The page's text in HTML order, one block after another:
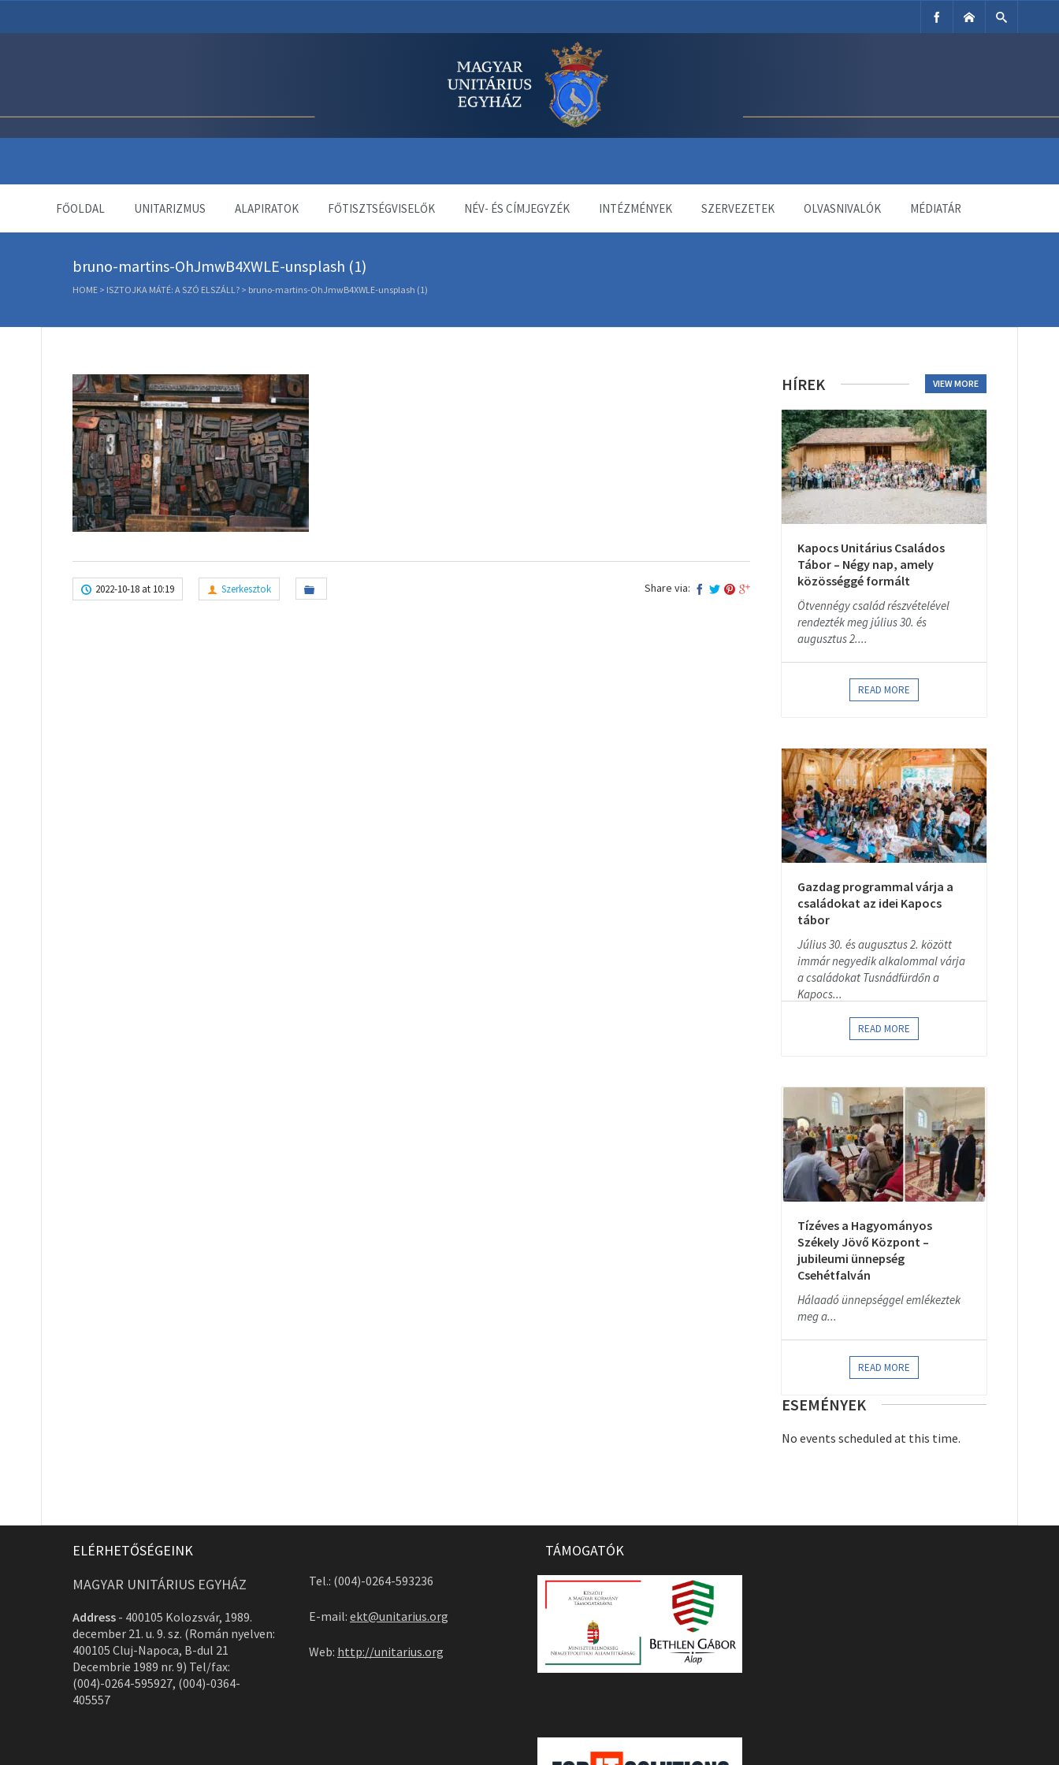
FŐOLDAL UNITARIZMUS ALAPIRATOK FŐTISZTSÉGVISELŐK NÉV- ÉS CÍMJEGYZÉK INTÉZMÉNYEK SZERVEZETEK OLVASNIVALÓK MÉDIATÁR
bruno-martins-OhJmwB4XWLE-unsplash (1)
HOME > ISZTOJKA MÁTÉ: A SZÓ ELSZÁLL? > bruno-martins-OhJmwB4XWLE-unsplash (1)
2022-10-18 at 10:19 Szerkesztok Share via:
HÍREK VIEW MORE
Kapocs Unitárius Családos
Tábor – Négy nap, amely
közösséggé formált
Ötvennégy család részvételével
rendezték meg július 30. és
augusztus 2....
READ MORE
Gazdag programmal várja a
családokat az idei Kapocs
tábor
Július 30. és augusztus 2. között
immár negyedik alkalommal várja
a családokat Tusnádfürdőn a
Kapocs...
READ MORE
Tízéves a Hagyományos
Székely Jövő Központ –
jubileumi ünnepség
Csehétfalván
Hálaadó ünnepséggel emlékeztek
meg a...
READ MORE
ESEMÉNYEK
No events scheduled at this time.
ELÉRHETŐSÉGEINK
MAGYAR UNITÁRIUS EGYHÁZ
Address - 400105 Kolozsvár, 1989.
december 21. u. 9. sz. (Román nyelven:
400105 Cluj-Napoca, B-dul 21
Decembrie 1989 nr. 9) Tel/fax:
(004)-0264-595927, (004)-0364-
405557
Tel.: (004)-0264-593236
E-mail: ekt@unitarius.org
Web: http://unitarius.org
TÁMOGATÓK